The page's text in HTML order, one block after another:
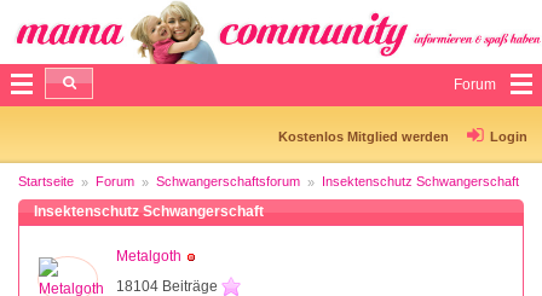
Forum
Kostenlos Mitglied werden Login
Startseite Forum Schwangerschaftsforum Insektenschutz Schwangerschaft
Insektenschutz Schwangerschaft
Metalgoth
18104 Beiträge